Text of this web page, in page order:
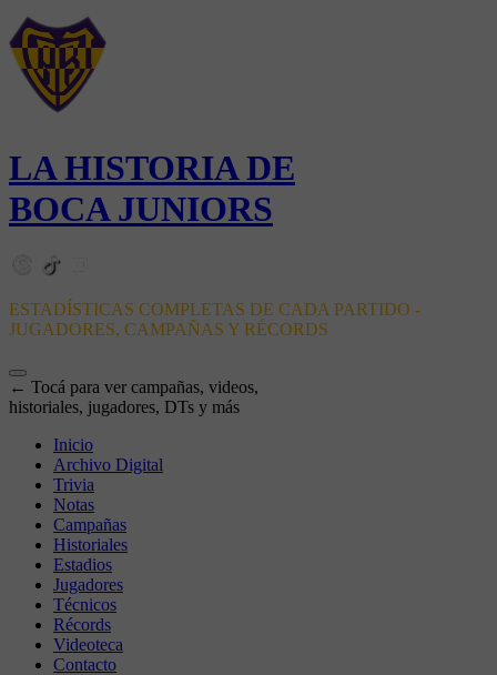
LA HISTORIA DE
BOCA JUNIORS
ESTADÍSTICAS COMPLETAS DE CADA PARTIDO -
JUGADORES, CAMPAÑAS Y RÉCORDS
← Tocá para ver campañas, videos,
historiales, jugadores, DTs y más
Inicio
Archivo Digital
Trivia
Notas
Campañas
Historiales
Estadios
Jugadores
Técnicos
Récords
Videoteca
Contacto